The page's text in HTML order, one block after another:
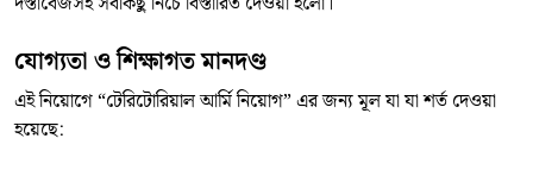
যোগ্যতা ও শিক্ষাগত মানদণ্ড
এই নিয়োগে “টেরিটোরিয়াল আর্মি নিয়োগ” এর জন্য মূল যা যা শর্ত দেওয়া
হয়েছে: